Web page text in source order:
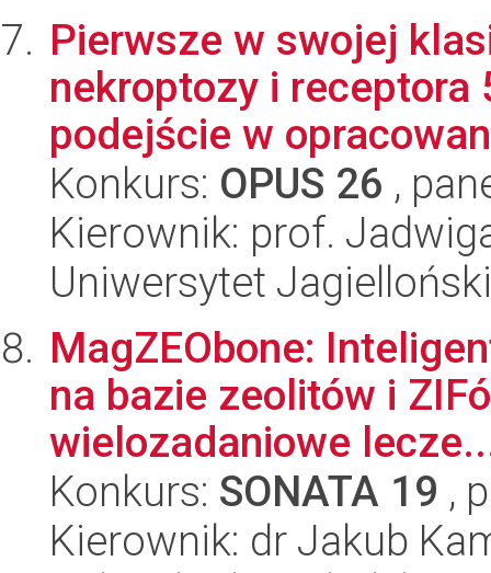
Pierwsze w swojej
nekroptozy i receptora
podejście w
Konkurs: OPUS 26 ,
Kierownik: prof.
Uniwersytet
MagZEObone:
na bazie zeolitów i
wielozadaniowe
Konkurs: SONATA 19 ,
Kierownik: dr Jakub